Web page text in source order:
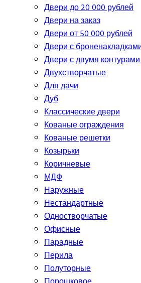
Двери до 20 000 рублей
Двери на заказ
Двери от 50 000 рублей
Двери с
Двери с двумя
Двухстворчатые
Для дачи
Дуб
Классические двери
Кованые ограждения
Кованые решетки
Козырьки
Коричневые
МДФ
Наружные
Нестандартные
Одностворчатые
Офисные
Парадные
Перила
Полуторные